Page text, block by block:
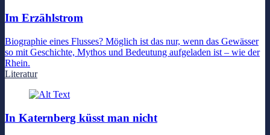
Im Erzählstrom
Biographie eines Flusses? Möglich ist das nur, wenn das Gewässer
so mit Geschichte, Mythos und Bedeutung aufgeladen ist – wie der
Rhein.
Literatur
In Katernberg küsst man nicht